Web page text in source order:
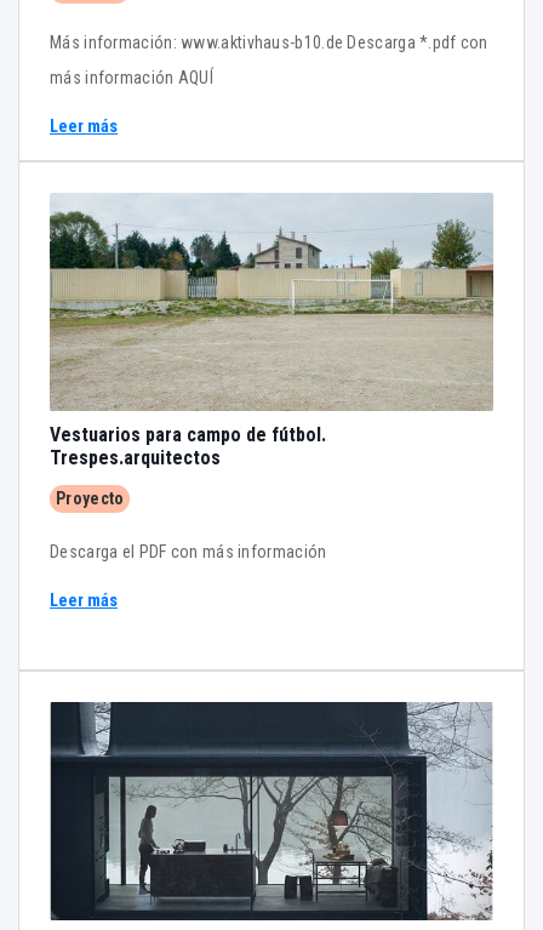
Más información: www.aktivhaus-b10.de Descarga *.pdf con
más información AQUÍ
Leer más
Vestuarios para campo de fútbol.
Trespes.arquitectos
Proyecto
Descarga el PDF con más información
Leer más